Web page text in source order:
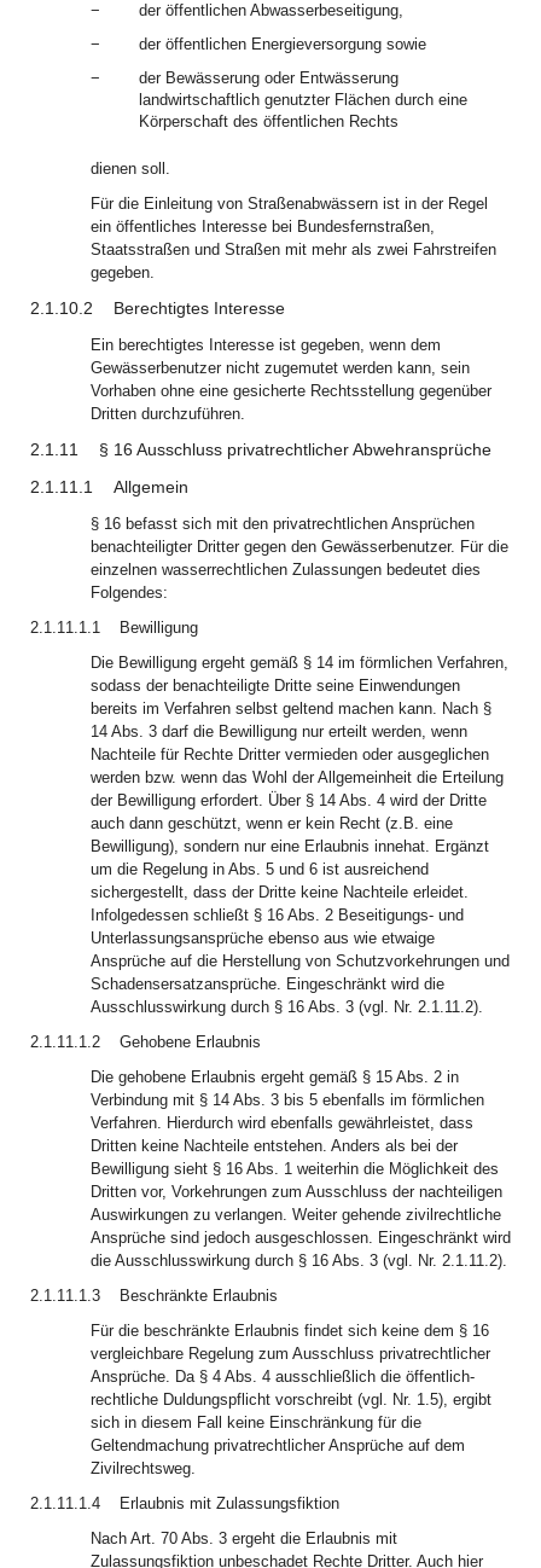
−
der öffentlichen Abwasserbeseitigung,
−
der öffentlichen Energieversorgung sowie
−
der Bewässerung oder Entwässerung
landwirtschaftlich genutzter Flächen durch eine
Körperschaft des öffentlichen Rechts
dienen soll.
Für die Einleitung von Straßenabwässern ist in der Regel
ein öffentliches Interesse bei Bundesfernstraßen,
Staatsstraßen und Straßen mit mehr als zwei Fahrstreifen
gegeben.
2.1.10.2 Berechtigtes Interesse
Ein berechtigtes Interesse ist gegeben, wenn dem
Gewässerbenutzer nicht zugemutet werden kann, sein
Vorhaben ohne eine gesicherte Rechtsstellung gegenüber
Dritten durchzuführen.
2.1.11
§ 16 Ausschluss privatrechtlicher Abwehransprüche
2.1.11.1
Allgemein
§ 16 befasst sich mit den privatrechtlichen Ansprüchen
benachteiligter Dritter gegen den Gewässerbenutzer. Für die
einzelnen wasserrechtlichen Zulassungen bedeutet dies
Folgendes:
2.1.11.1.1
Bewilligung
Die Bewilligung ergeht gemäß § 14 im förmlichen Verfahren,
sodass der benachteiligte Dritte seine Einwendungen
bereits im Verfahren selbst geltend machen kann. Nach §
14 Abs. 3 darf die Bewilligung nur erteilt werden, wenn
Nachteile für Rechte Dritter vermieden oder ausgeglichen
werden bzw. wenn das Wohl der Allgemeinheit die Erteilung
der Bewilligung erfordert. Über § 14 Abs. 4 wird der Dritte
auch dann geschützt, wenn er kein Recht (z.B. eine
Bewilligung), sondern nur eine Erlaubnis innehat. Ergänzt
um die Regelung in Abs. 5 und 6 ist ausreichend
sichergestellt, dass der Dritte keine Nachteile erleidet.
Infolgedessen schließt § 16 Abs. 2 Beseitigungs- und
Unterlassungsansprüche ebenso aus wie etwaige
Ansprüche auf die Herstellung von Schutzvorkehrungen und
Schadensersatzansprüche. Eingeschränkt wird die
Ausschlusswirkung durch § 16 Abs. 3 (vgl. Nr. 2.1.11.2).
2.1.11.1.2
Gehobene Erlaubnis
Die gehobene Erlaubnis ergeht gemäß § 15 Abs. 2 in
Verbindung mit § 14 Abs. 3 bis 5 ebenfalls im förmlichen
Verfahren. Hierdurch wird ebenfalls gewährleistet, dass
Dritten keine Nachteile entstehen. Anders als bei der
Bewilligung sieht § 16 Abs. 1 weiterhin die Möglichkeit des
Dritten vor, Vorkehrungen zum Ausschluss der nachteiligen
Auswirkungen zu verlangen. Weiter gehende zivilrechtliche
Ansprüche sind jedoch ausgeschlossen. Eingeschränkt wird
die Ausschlusswirkung durch § 16 Abs. 3 (vgl. Nr. 2.1.11.2).
2.1.11.1.3
Beschränkte Erlaubnis
Für die beschränkte Erlaubnis findet sich keine dem § 16
vergleichbare Regelung zum Ausschluss privatrechtlicher
Ansprüche. Da § 4 Abs. 4 ausschließlich die öffentlich-
rechtliche Duldungspflicht vorschreibt (vgl. Nr. 1.5), ergibt
sich in diesem Fall keine Einschränkung für die
Geltendmachung privatrechtlicher Ansprüche auf dem
Zivilrechtsweg.
2.1.11.1.4
Erlaubnis mit Zulassungsfiktion
Nach Art. 70 Abs. 3 ergeht die Erlaubnis mit
Zulassungsfiktion unbeschadet Rechte Dritter. Auch hier